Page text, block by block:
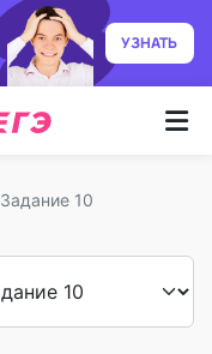
УЗНАТЬ
Задание 10